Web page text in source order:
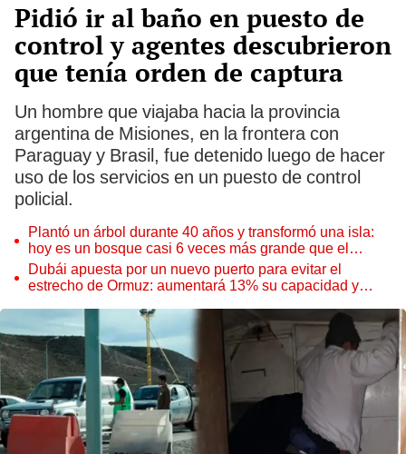
Pidió ir al baño en puesto de
control y agentes descubrieron
que tenía orden de captura
Un hombre que viajaba hacia la provincia
argentina de Misiones, en la frontera con
Paraguay y Brasil, fue detenido luego de hacer
uso de los servicios en un puesto de control
policial.
Plantó un árbol durante 40 años y transformó una isla:
hoy es un bosque casi 6 veces más grande que el
Parque de las Leyendas
Dubái apuesta por un nuevo puerto para evitar el
estrecho de Ormuz: aumentará 13% su capacidad y